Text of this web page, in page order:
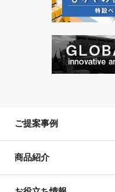
ご提案事例
商品紹介